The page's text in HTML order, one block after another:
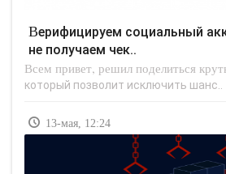
Верифицируем социальный аккаунт Facebook и
не получаем чек..
Всем привет, решил поделиться
который позволит исключить шанс..
13-мая, 12:24